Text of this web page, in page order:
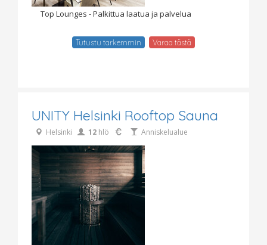
Top Lounges - Palkittua laatua ja palvelua
Tutustu tarkemmin Varaa tästä
UNITY Helsinki Rooftop Sauna
Helsinki 12 hlö Anniskelualue